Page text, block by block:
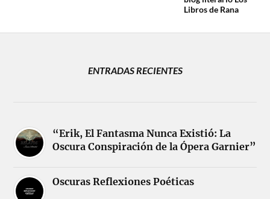
Libros de Rana
ENTRADAS RECIENTES
“Erik, El Fantasma Nunca Existió: La
Oscura Conspiración de la Ópera Garnier”
Oscuras Reflexiones Poéticas